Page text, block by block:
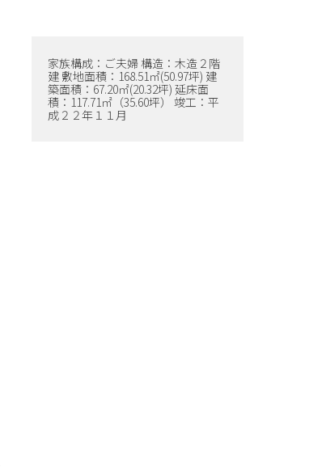
家族構成：ご夫婦 構造：木造２階
建 敷地面積：168.51㎡(50.97坪) 建
築面積：67.20㎡(20.32坪) 延床面
積：117.71㎡（35.60坪） 竣工：平
成２２年１１月